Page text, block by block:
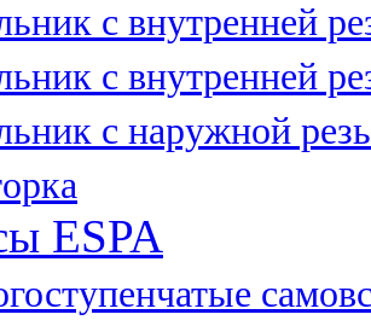
c внутренней
с внутренней
с наружной
ESPA